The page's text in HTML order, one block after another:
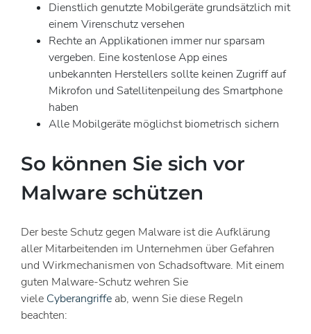
Dienstlich genutzte Mobilgeräte grundsätzlich mit
einem Virenschutz versehen
Rechte an Applikationen immer nur sparsam
vergeben. Eine kostenlose App eines
unbekannten Herstellers sollte keinen Zugriff auf
Mikrofon und Satellitenpeilung des Smartphone
haben
Alle Mobilgeräte möglichst biometrisch sichern
So können Sie sich vor
Malware schützen
Der beste Schutz gegen Malware ist die Aufklärung
aller Mitarbeitenden im Unternehmen über Gefahren
und Wirkmechanismen von Schadsoftware. Mit einem
guten Malware-Schutz wehren Sie
viele Cyberangriffe ab, wenn Sie diese Regeln
beachten: